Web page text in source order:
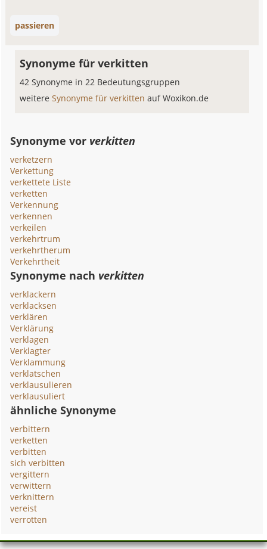
passieren
Synonyme für verkitten
42 Synonyme in 22 Bedeutungsgruppen
weitereSynonyme für verkittenauf Woxikon.de
Synonyme vor verkitten
verketzern
Verkettung
verkettete Liste
verketten
Verkennung
verkennen
verkeilen
verkehrtrum
verkehrtherum
Verkehrtheit
Synonyme nach verkitten
verklackern
verklacksen
verklären
Verklärung
verklagen
Verklagter
Verklammung
verklatschen
verklausulieren
verklausuliert
ähnliche Synonyme
verbittern
verketten
verbitten
sich verbitten
vergittern
verwittern
verknittern
vereist
verrotten